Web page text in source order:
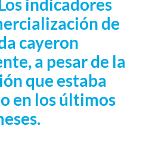
indicadores
de
cayeron
a pesar de la
que estaba
en los últimos